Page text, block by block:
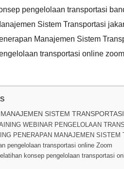
pengelolaan transportasi
Sistem Transportasi
Manajemen Sistem
transportasi online zoom
SISTEM TRANSPORTASI
WEBINAR PENGELOLAAN
PENERAPAN MANAJEMEN
pengelolaan transportasi online Zoom
konsep pengelolaan transportasi